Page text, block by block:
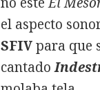
el aspecto
SFIVpara que
cantado